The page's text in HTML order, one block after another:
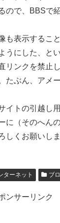
ので、BBSで
も表示するこ
うにした、とい
ンクを禁止
たぶん、アメ
イトの引越し
に（そのへん
しくお願いしま
ターネット ブ
ンサーリンク